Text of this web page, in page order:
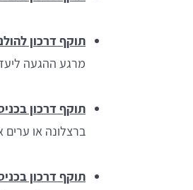
תוקף דרכון
מרגע ההגעה
תוקף דרכון
ברצלונה או ערים
תוקף דרכון